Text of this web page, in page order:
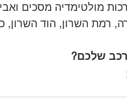
מולטימדיה מסכים
רמת השרון, הוד
שלכם?